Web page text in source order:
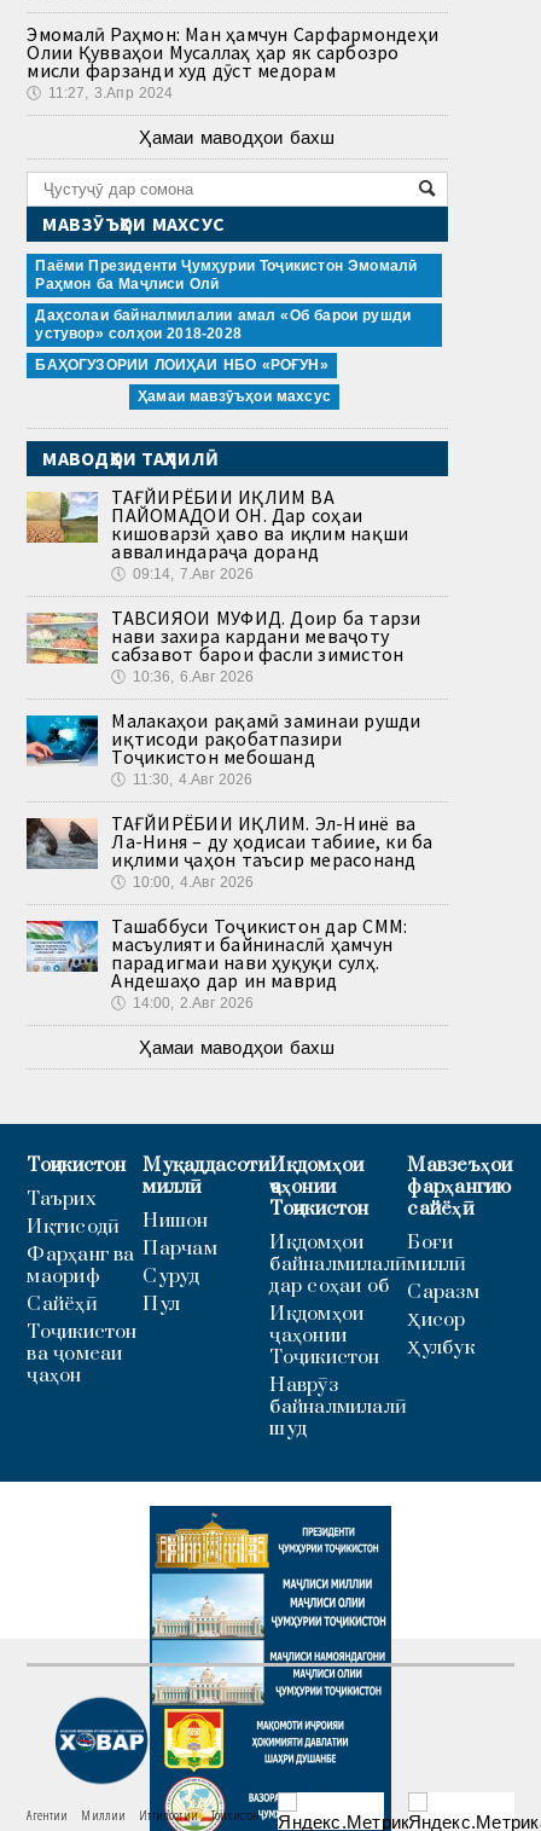
Эмомалӣ Раҳмон: Ман ҳамчун Сарфармондеҳи
Олии Қувваҳои Мусаллаҳ ҳар як сарбозро
мисли фарзанди худ дӯст медорам
🕔 11:27, 3.Апр 2024
Ҳамаи маводҳои бахш
МАВЗӮЪҲОИ МАХСУС
Паёми Президенти Ҷумҳурии Тоҷикистон Эмомалӣ
Раҳмон ба Маҷлиси Олӣ
Даҳсолаи байналмилалии амал «Об барои рушди
устувор» солҳои 2018-2028
БАҲОГУЗОРИИ ЛОИҲАИ НБО «РОҒУН»
Ҳамаи мавзӯъҳои махсус
МАВОДҲОИ ТАҲЛИЛӢ
ТАҒЙИРЁБИИ ИҚЛИМ ВА
ПАЙОМАДҲОИ ОН. Дар соҳаи
кишоварзӣ ҳаво ва иқлим нақши
аввалиндараҷа доранд
🕔 09:14, 7.Авг 2026
ТАВСИЯҲОИ МУФИД. Доир ба тарзи
нави захира кардани меваҷоту
сабзавот барои фасли зимистон
🕔 10:36, 6.Авг 2026
Малакаҳои рақамӣ заминаи рушди
иқтисоди рақобатпазири
Тоҷикистон мебошанд
🕔 11:30, 4.Авг 2026
ТАҒЙИРЁБИИ ИҚЛИМ. Эл-Нинё ва
Ла-Ниня – ду ҳодисаи табиие, ки ба
иқлими ҷаҳон таъсир мерасонанд
🕔 10:00, 4.Авг 2026
Ташаббуси Тоҷикистон дар СММ:
масъулияти байнинаслӣ ҳамчун
парадигмаи нави ҳуқуқи сулҳ.
Андешаҳо дар ин маврид
🕔 14:00, 2.Авг 2026
Ҳамаи маводҳои бахш
Тоҷикистон
Таърих
Иқтисодӣ
Фарҳанг ва
маориф
Сайёҳӣ
Тоҷикистон
ва ҷомеаи
ҷаҳон
Муқаддасоти
миллӣ
Нишон
Парчам
Суруд
Пул
Иқдомҳои
ҷаҳонии
Тоҷикистон
Иқдомҳои
байналмилалӣ
дар соҳаи об
Иқдомҳои
ҷаҳонии
Тоҷикистон
Наврӯз
байналмилалӣ
шуд
Мавзеъҳои
фарҳангию
сайёҳӣ
Боғи
миллӣ
Саразм
Ҳисор
Ҳулбук
Агентии Миллии Иттилоотии Тоҷикистон